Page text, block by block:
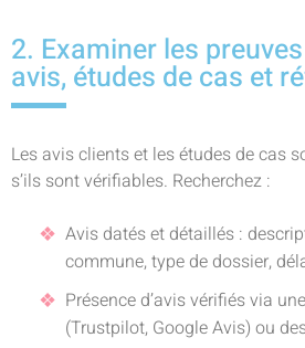
2. Examiner les
avis, études de cas et
Les avis clients et les études de cas
s’ils sont vérifiables. Recherchez :
Avis datés et détaillés :
commune, type de dossier,
Présence d’avis vérifiés via
(Trustpilot, Google Avis) ou